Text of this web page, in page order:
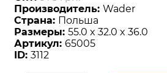
Производитель: Wader
Страна: Польша
Размеры: 55.0 x 32.0 x 36.0
Артикул: 65005
ID: 3112